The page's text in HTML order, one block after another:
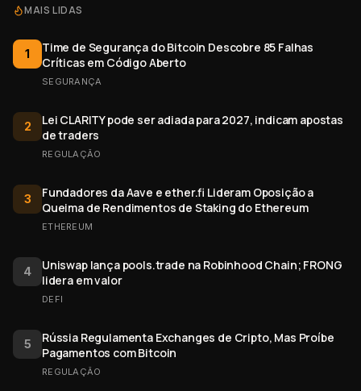
MAIS LIDAS
1
Time de Segurança do Bitcoin Descobre 85 Falhas
Críticas em Código Aberto
SEGURANÇA
2
Lei CLARITY pode ser adiada para 2027, indicam apostas
de traders
REGULAÇÃO
3
Fundadores da Aave e ether.fi Lideram Oposição a
Queima de Rendimentos de Staking do Ethereum
ETHEREUM
4
Uniswap lança pools.trade na Robinhood Chain; FRONG
lidera em valor
DEFI
5
Rússia Regulamenta Exchanges de Cripto, Mas Proíbe
Pagamentos com Bitcoin
REGULAÇÃO